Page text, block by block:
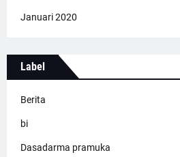
Januari 2020
Label
Berita
bi
Dasadarma pramuka